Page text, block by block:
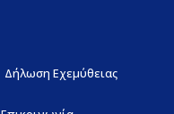
Δήλωση Εχεμύθειας